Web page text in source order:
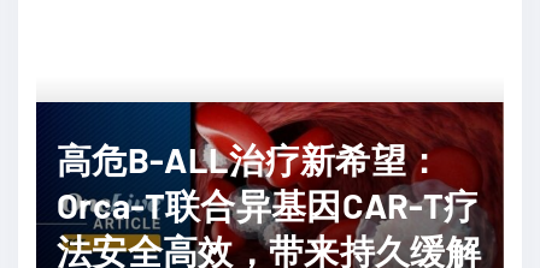
测
"
髓
细
胞
高危B-ALL治疗新希望：
Orca-T联合异基因CAR-T疗
法安全高效，带来持久缓解